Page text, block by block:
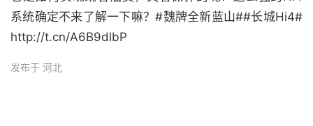
系统确定不来了解一下嘛？#魏牌全新蓝山##长城Hi4#
http://t.cn/A6B9dlbP ​
发布于 河北